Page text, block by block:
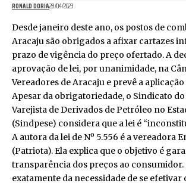
RONALD DORIA28/04/2023
Desde janeiro deste ano, os postos de
Aracaju são obrigados a afixar cartazes
prazo de vigência do preço ofertado. A
aprovação de lei, por unanimidade, na
Vereadores de Aracaju e prevê a
Apesar da obrigatoriedade, o Sindicato
Varejista de Derivados de Petróleo no
(Sindpese) considera que a lei é
A autora da lei de Nº 5.556 é a vereadora
(Patriota). Ela explica que o objetivo é
transparência dos preços ao consumidor.
exatamente da necessidade de se efetivar